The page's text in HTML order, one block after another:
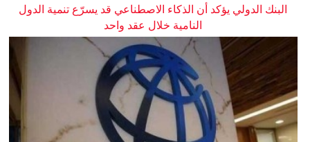
البنك الدولي يؤكد أن الذكاء الاصطناعي قد يسرّع تنمية الدول
النامية خلال عقد واحد